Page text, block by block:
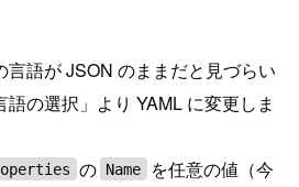
言語が JSON のままだと見づらい
の選択」より YAML に変更しま
の Name
を任意の値（今